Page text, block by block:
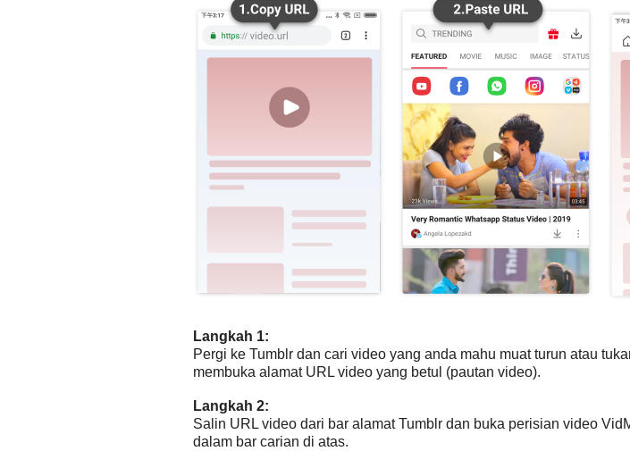
Langkah 1:
Pergi ke Tumblr dan cari video yang anda mahu muat turun atau
membuka alamat URL video yang betul (pautan video).
Langkah 2:
Salin URL video dari bar alamat Tumblr dan buka perisian video
dalam bar carian di atas.